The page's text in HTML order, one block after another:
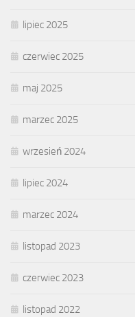
lipiec 2025
czerwiec 2025
maj 2025
marzec 2025
wrzesień 2024
lipiec 2024
marzec 2024
listopad 2023
czerwiec 2023
listopad 2022